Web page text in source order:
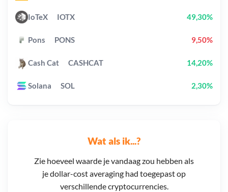
Wat als ik...?
Zie hoeveel waarde je vandaag zou hebben als
je dollar-cost averaging had toegepast op
verschillende cryptocurrencies.
IoTeX IOTX 49,30%
Pons PONS 9,50%
Cash Cat CASHCAT 14,20%
Solana SOL 2,30%